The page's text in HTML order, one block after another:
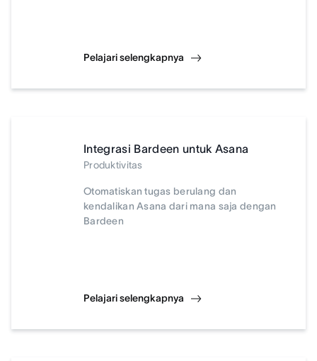
Pelajari selengkapnya
Integrasi Bardeen untuk Asana
Produktivitas
Otomatiskan tugas berulang dan
kendalikan Asana dari mana saja dengan
Bardeen
Pelajari selengkapnya